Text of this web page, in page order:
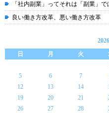
「社内副業」ってそれは「副業」
良い働き方改革、悪い働き方改革
日
月 火
5
6 7
12
13 14
19
20 21
26
27 28